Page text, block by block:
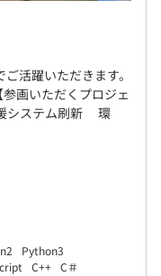
活躍いただきます。
画いただくプロジェ
システム刷新 環
Python3
C++ C＃